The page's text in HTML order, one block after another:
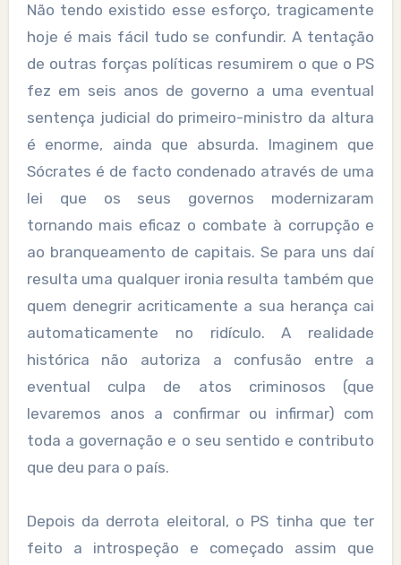
Não tendo existido esse esforço, tragicamente
hoje é mais fácil tudo se confundir. A tentação
de outras forças políticas resumirem o que o PS
fez em seis anos de governo a uma eventual
sentença judicial do primeiro-ministro da altura
é enorme, ainda que absurda. Imaginem que
Sócrates é de facto condenado através de uma
lei que os seus governos modernizaram
tornando mais eficaz o combate à corrupção e
ao branqueamento de capitais. Se para uns daí
resulta uma qualquer ironia resulta também que
quem denegrir acriticamente a sua herança cai
automaticamente no ridículo. A realidade
histórica não autoriza a confusão entre a
eventual culpa de atos criminosos (que
levaremos anos a confirmar ou infirmar) com
toda a governação e o seu sentido e contributo
que deu para o país.
Depois da derrota eleitoral, o PS tinha que ter
feito a introspeção e começado assim que